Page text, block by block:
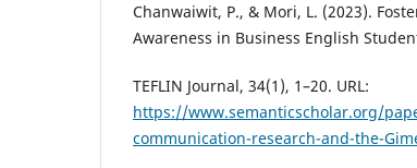
Chanwaiwit, P., & Mori, L. (2023).
Awareness in Business English
TEFLIN Journal, 34(1), 1–20. URL:
https://www.semanticscholar.org/
communication-research-and-the-